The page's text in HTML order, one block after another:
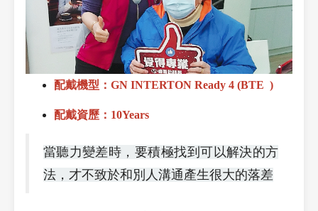
配戴機型：GN INTERTON Ready 4 (BTE )
配戴資歷：10Years
當聽力變差時，要積極找到可以解決的方
法，才不致於和別人溝通產生很大的落差